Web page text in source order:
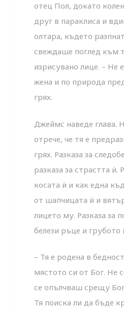
отец Пол, докато
друг в параклиса и
олтара, където
свеждаше поглед към
изрисувано лице. – Не
жена и по природа
грях.
Джеймс наведе глава.
отрече, че тя е
грях. Разказа за
разказа за страстта ѝ.
косата ѝ и как една
от шапчицата ѝ и
лицето му. Разказа за
белези ръце и грубото
– Тя е родена в
мястото си от Бог. Не
се опълчваш срещу
Тя поиска ли да бъде